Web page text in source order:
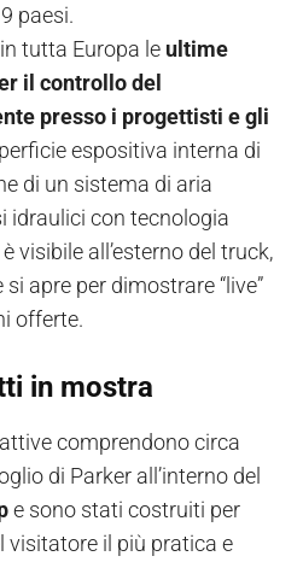
paesi.
tutta Europa le ultime
il controllo del
presso i progettisti e gli
espositiva interna di
di un sistema di aria
idraulici con tecnologia
visibile all’esterno del truck,
apre per dimostrare “live”
offerte.
in mostra
comprendono circa
di Parker all’interno del
e sono stati costruiti per
visitatore il più pratica e